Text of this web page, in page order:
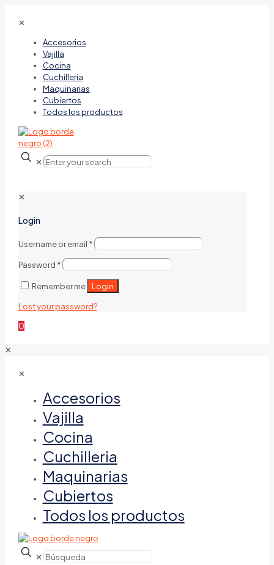
✕
Accesorios
Vajilla
Cocina
Cuchilleria
Maquinarias
Cubiertos
Todos los productos
✕
✕
Login
Username or email *
Password *
Remember me Login
Lost your password?
0
✕
✕
Accesorios
Vajilla
Cocina
Cuchilleria
Maquinarias
Cubiertos
Todos los productos
✕